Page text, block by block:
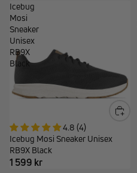
Icebug
Mosi
Sneaker
Unisex
RB9X
Black
4.8 (4)
Icebug Mosi Sneaker Unisex
RB9X Black
1 599 kr